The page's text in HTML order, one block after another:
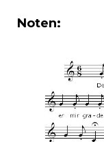
Noten: